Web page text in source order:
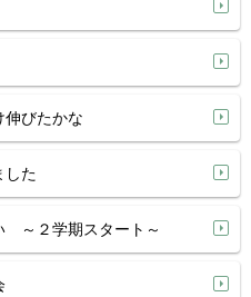
びたかな
した
～２学期スタート～